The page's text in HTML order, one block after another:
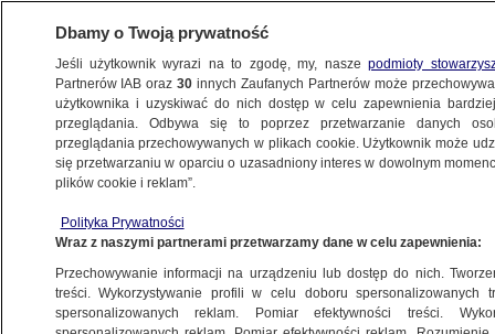
KONKRET24
POLITYKA
płyty. Nie pierwszy raz. A co zrobiono?
Jan Kunert
6.09.2023, 18:12
Dbamy o Twoją prywatność
Jeśli użytkownik wyrazi na to zgodę, my, naszepodmioty
Partnerów IAB oraz30 innych Zaufanych Partnerów może
użytkownika i uzyskiwać do nich dostęp w celu zapewnienia
przeglądania. Odbywa się to poprzez przetwarzanie danych
przeglądania przechowywanych w plikach cookie. Użytkownik może
się przetwarzaniu w oparciu o uzasadniony interes w dowolnym
plików cookie i reklam”.
Polityka Prywatności
Wraz z naszymi partnerami przetwarzamy dane w celu zapewnienia:
Przechowywanie informacji na urządzeniu lub dostęp do nich.
treści. Wykorzystywanie profili w celu doboru spersonalizowanych
spersonalizowanych reklam. Pomiar efektywności treści.